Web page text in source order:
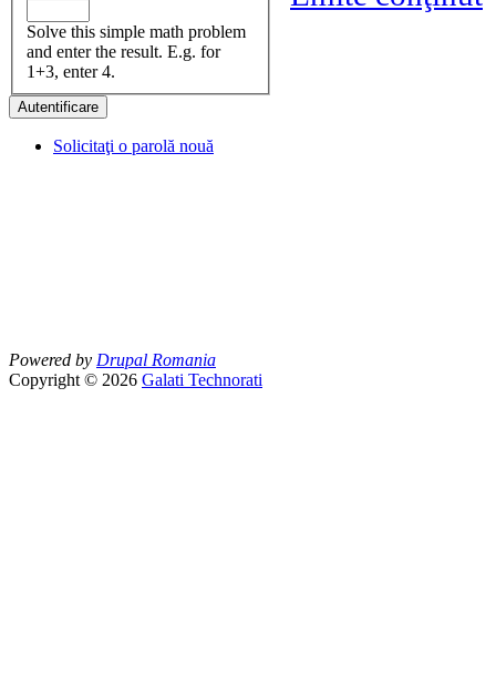
Solve this simple math problem
and enter the result. E.g. for
1+3, enter 4.
Solicitaţi o parolă nouă
Powered by Drupal Romania
Copyright © 2026 Galati Technorati